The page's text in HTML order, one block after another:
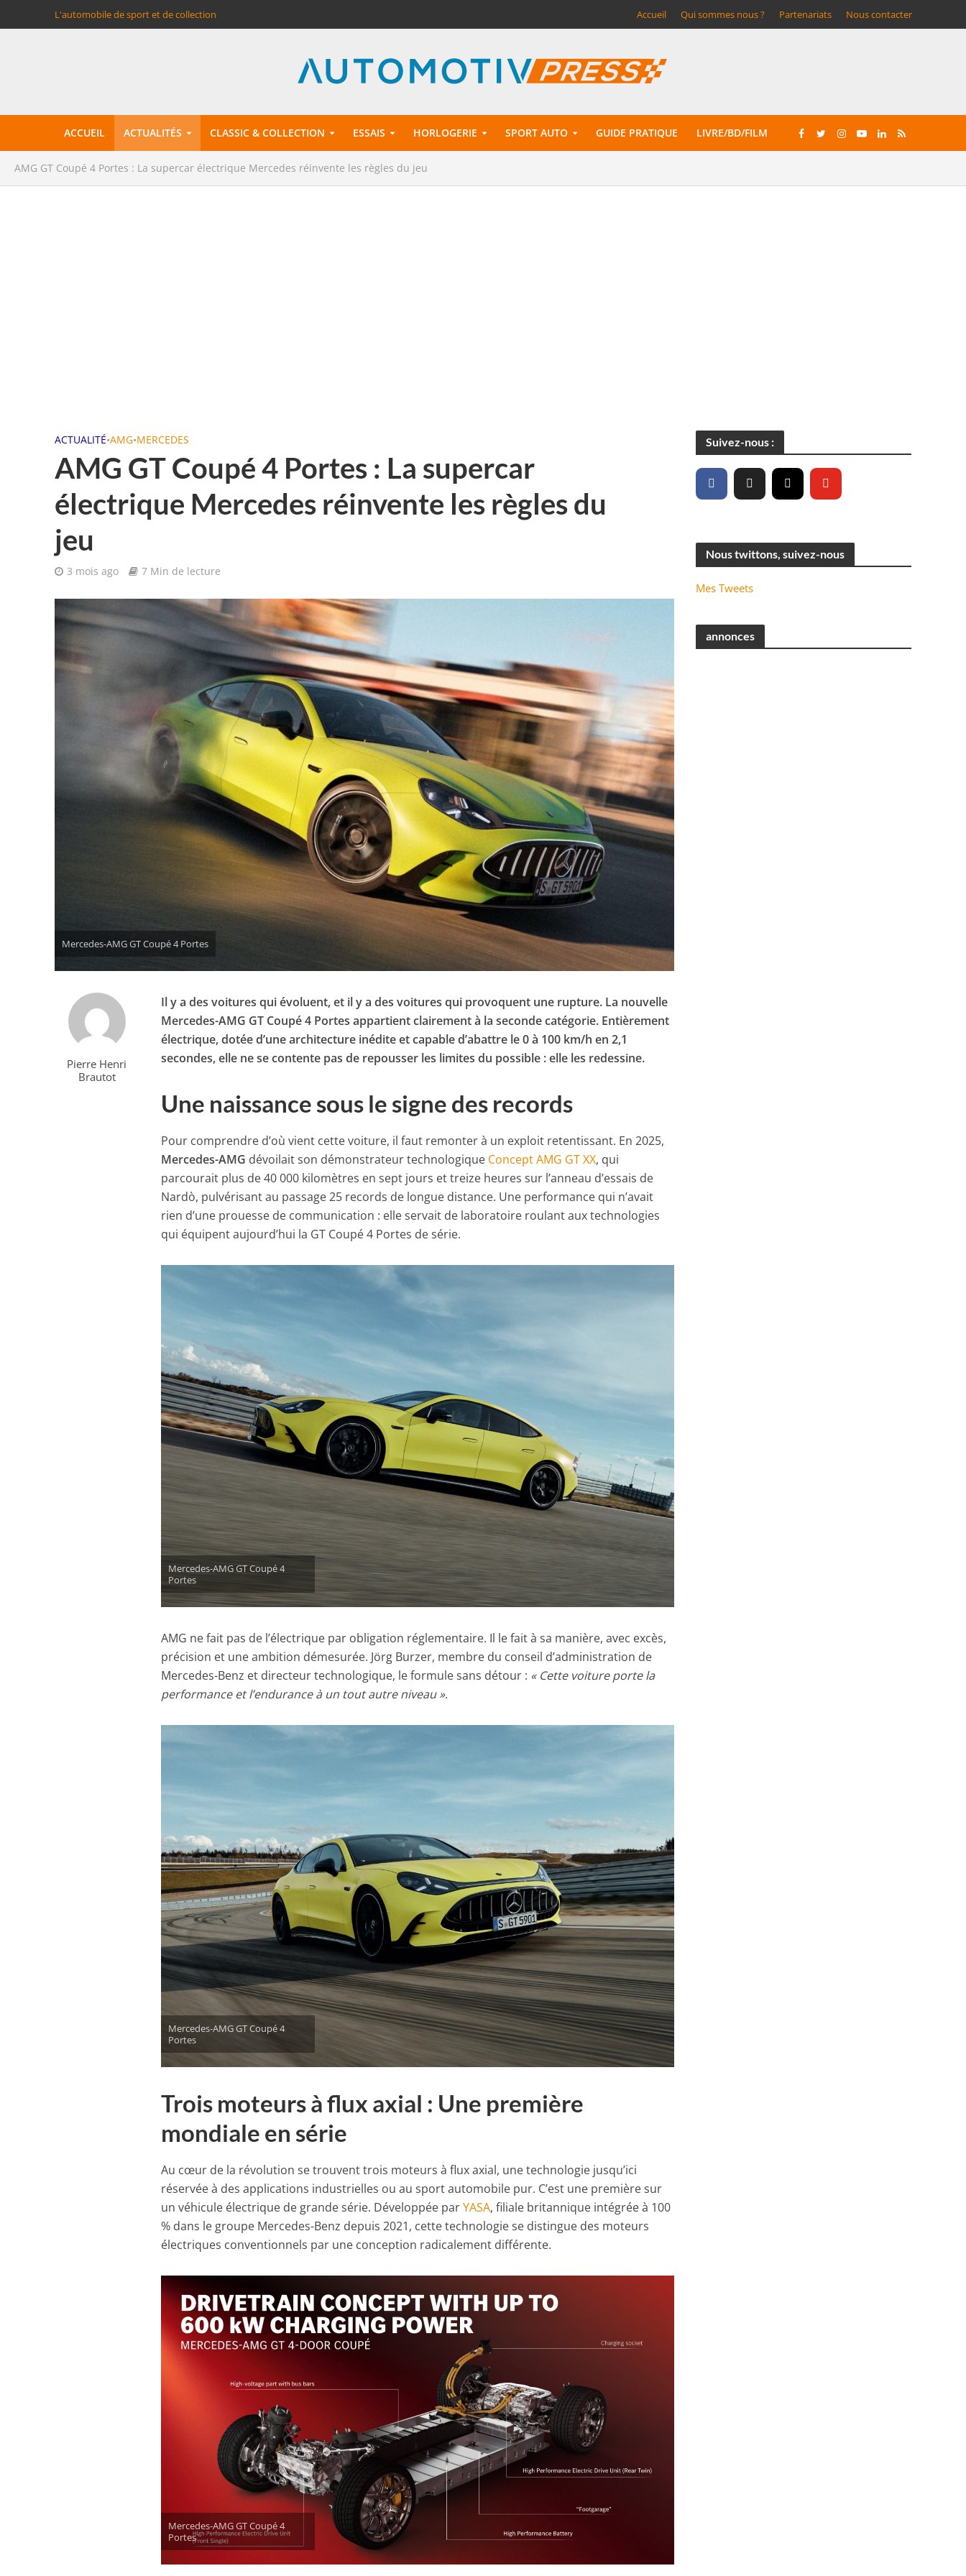
L'automobile de sport et de collection Accueil Qui sommes nous ? Partenariats Nous contacter
ACCUEIL ACTUALITÉS CLASSIC & COLLECTION ESSAIS HORLOGERIE SPORT AUTO GUIDE PRATIQUE LIVRE/BD/FILM
AMG GT Coupé 4 Portes : La supercar électrique Mercedes réinvente les règles du jeu
ACTUALITÉ•AMG•MERCEDES
AMG GT Coupé 4 Portes : La supercar
électrique Mercedes réinvente les règles du
jeu
3 mois ago 7 Min de lecture
Mercedes-AMG GT Coupé 4 Portes
Pierre Henri
Brautot
Il y a des voitures qui évoluent, et il y a des voitures qui provoquent une rupture. La nouvelle
Mercedes-AMG GT Coupé 4 Portes appartient clairement à la seconde catégorie. Entièrement
électrique, dotée d’une architecture inédite et capable d’abattre le 0 à 100 km/h en 2,1
secondes, elle ne se contente pas de repousser les limites du possible : elle les redessine.
Une naissance sous le signe des records
Pour comprendre d’où vient cette voiture, il faut remonter à un exploit retentissant. En 2025,
Mercedes-AMG dévoilait son démonstrateur technologique Concept AMG GT XX, qui
parcourait plus de 40 000 kilomètres en sept jours et treize heures sur l’anneau d’essais de
Nardò, pulvérisant au passage 25 records de longue distance. Une performance qui n’avait
rien d’une prouesse de communication : elle servait de laboratoire roulant aux technologies
qui équipent aujourd’hui la GT Coupé 4 Portes de série.
Mercedes-AMG GT Coupé 4
Portes
AMG ne fait pas de l’électrique par obligation réglementaire. Il le fait à sa manière, avec excès,
précision et une ambition démesurée. Jörg Burzer, membre du conseil d’administration de
Mercedes-Benz et directeur technologique, le formule sans détour : « Cette voiture porte la
performance et l’endurance à un tout autre niveau ».
Mercedes-AMG GT Coupé 4
Portes
Trois moteurs à flux axial : Une première
mondiale en série
Au cœur de la révolution se trouvent trois moteurs à flux axial, une technologie jusqu’ici
réservée à des applications industrielles ou au sport automobile pur. C’est une première sur
un véhicule électrique de grande série. Développée parYASA, filiale britannique intégrée à 100
% dans le groupe Mercedes-Benz depuis 2021, cette technologie se distingue des moteurs
électriques conventionnels par une conception radicalement différente.
Mercedes-AMG GT Coupé 4
Portes
Suivez-nous :
Nous twittons, suivez-nous
Mes Tweets
annonces